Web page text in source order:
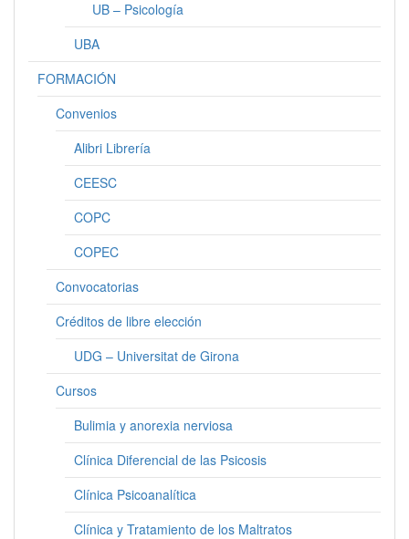
UB – Psicología
UBA
FORMACIÓN
Convenios
Alibri Librería
CEESC
COPC
COPEC
Convocatorias
Créditos de libre elección
UDG – Universitat de Girona
Cursos
Bulimia y anorexia nerviosa
Clínica Diferencial de las Psicosis
Clínica Psicoanalítica
Clínica y Tratamiento de los Maltratos